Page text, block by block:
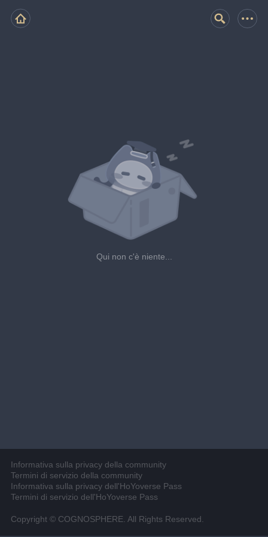
Qui non c'è niente...
Informativa sulla privacy della community
Termini di servizio della community
Informativa sulla privacy dell'HoYoverse Pass
Termini di servizio dell'HoYoverse Pass
Copyright © COGNOSPHERE. All Rights Reserved.